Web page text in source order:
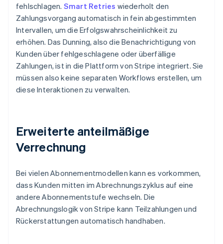
fehlschlagen. Smart Retries wiederholt den
Zahlungsvorgang automatisch in fein abgestimmten
Intervallen, um die Erfolgswahrscheinlichkeit zu
erhöhen. Das Dunning, also die Benachrichtigung von
Kunden über fehlgeschlagene oder überfällige
Zahlungen, ist in die Plattform von Stripe integriert. Sie
müssen also keine separaten Workflows erstellen, um
diese Interaktionen zu verwalten.
Erweiterte anteilmäßige
Verrechnung
Bei vielen Abonnementmodellen kann es vorkommen,
dass Kunden mitten im Abrechnungszyklus auf eine
andere Abonnementstufe wechseln. Die
Abrechnungslogik von Stripe kann Teilzahlungen und
Rückerstattungen automatisch handhaben.